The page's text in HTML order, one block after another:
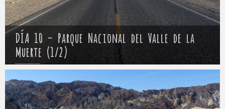
DÍA 10 – Parque Nacional del Valle de la
Muerte (1/2)
Mathieu 14 abril 2017